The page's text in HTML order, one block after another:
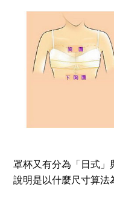
罩杯又有分為「日式」
說明是以什麼尺寸算法